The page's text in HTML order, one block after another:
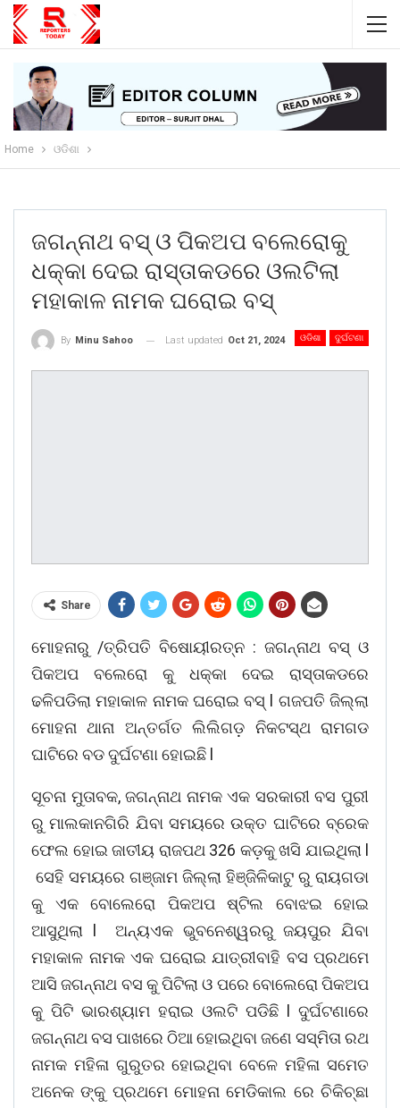
Home ଓଡିଶା
ଜଗନ୍ନାଥ ବସ୍ ଓ ପିକଅପ ବଲେରୋକୁ
ଧକ୍କା ଦେଇ ରାସ୍ତାକଡରେ ଓଲଟିଲା
ମହାକାଳ ନାମକ ଘରୋଇ ବସ୍
ଓଡିଶା ଦୁର୍ଘଟଣା
By Minu Sahoo Last updated Oct 21, 2024
Share
ମୋହନାରୁ /ତ୍ରିପତି ବିଷୋୟୀରତ୍ନ : ଜଗନ୍ନାଥ ବସ୍ ଓ
ପିକଅପ ବଲେରୋ କୁ ଧକ୍କା ଦେଇ ରାସ୍ତାକଡରେ
ଢଳିପଡିଲା ମହାକାଳ ନାମକ ଘରୋଇ ବସ୍ l ଗଜପତି ଜିଲ୍ଲା
ମୋହନା ଥାନା ଅନ୍ତର୍ଗତ ଲିଲିଗଡ଼ ନିକଟସ୍ଥ ରାମଗଡ
ଘାଟିରେ ବଡ ଦୁର୍ଘଟଣା ହୋଇଛି l
ସୂଚନା ମୁତାବକ, ଜଗନ୍ନାଥ ନାମକ ଏକ ସରକାରୀ ବସ ପୁରୀ
ରୁ ମାଲକାନଗିରି ଯିବା ସମୟରେ ଉକ୍ତ ଘାଟିରେ ବ୍ରେକ
ଫେଲ ହୋଇ ଜାତୀୟ ରାଜପଥ 326 କଡ଼କୁ ଖସି ଯାଇଥିଲା l
ସେହି ସମୟରେ ଗଞ୍ଜାମ ଜିଲ୍ଲା ହିଞ୍ଜିଳିକାଟୁ ରୁ ରାୟଗଡା
କୁ ଏକ ବୋଲେରୋ ପିକଅପ ଷ୍ଟିଲ ବୋଝଇ ହୋଇ
ଆସୁଥିଲା l ଅନ୍ୟଏକ ଭୁବନେଶ୍ୱରରୁ ଜୟପୁର ଯିବା
ମହାକାଳ ନାମକ ଏକ ଘରୋଇ ଯାତ୍ରୀବାହି ବସ ପ୍ରଥମେ
ଆସି ଜଗନ୍ନାଥ ବସ କୁ ପିଟିଲା ଓ ପରେ ବୋଲେରୋ ପିକଅପ
କୁ ପିଟି ଭାରଶ୍ୟାମ ହରାଇ ଓଲଟି ପଡିଛି l ଦୁର୍ଘଟଣାରେ
ଜଗନ୍ନାଥ ବସ ପାଖରେ ଠିଆ ହୋଇଥିବା ଜଣେ ସସ୍ମିତା ରଥ
ନାମକ ମହିଳା ଗୁରୁତର ହୋଇଥିବା ବେଳେ ମହିଳା ସମେତ
ଅନେକ ଙ୍କୁ ପ୍ରଥମେ ମୋହନା ମେଡିକାଲ ରେ ଚିକିଚ୍ଛା